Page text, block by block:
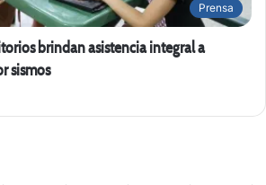
Prensa
brindan asistencia integral a
sismos